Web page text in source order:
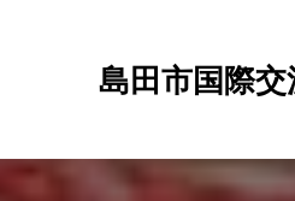
へ
島田市国際